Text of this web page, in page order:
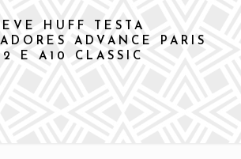
HUFF TESTA
ADVANCE PARIS
E A10 CLASSIC